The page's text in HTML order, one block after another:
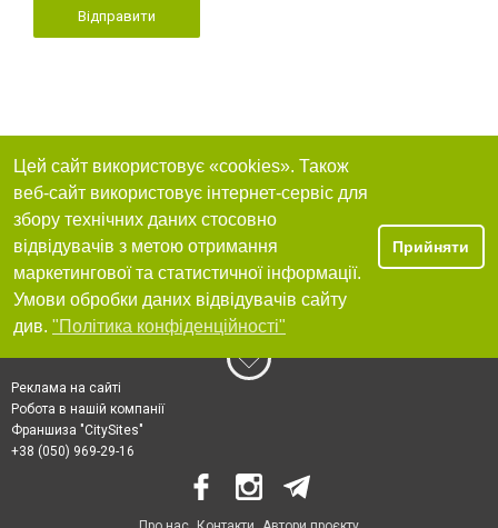
Відправити
Цей сайт використовує «cookies». Також
веб-сайт використовує інтернет-сервіс для
збору технічних даних стосовно
відвідувачів з метою отримання
маркетингової та статистичної інформації.
Умови обробки даних відвідувачів сайту
див. "Політика конфіденційності"
Прийняти
Реклама на сайті
Робота в нашій компанії
Франшиза "CitySites"
+38 (050) 969-29-16